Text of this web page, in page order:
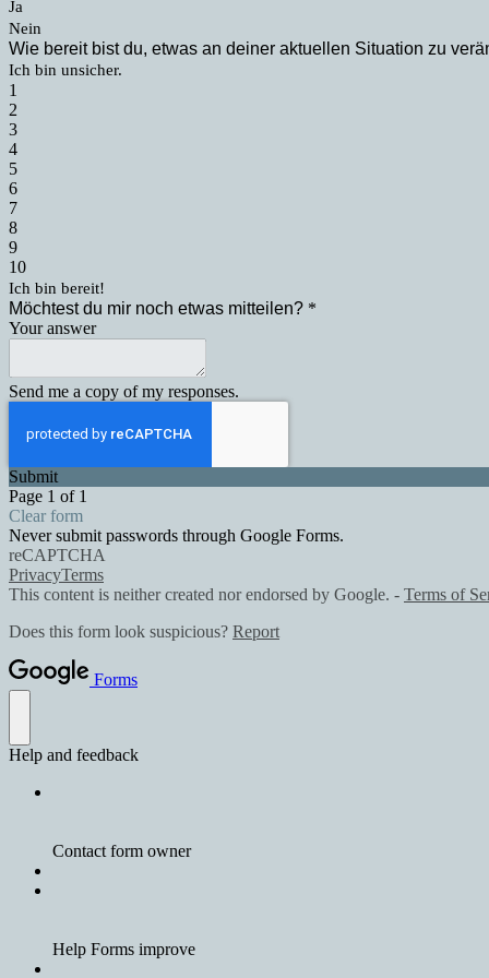
Ja
Nein
Wie bereit bist du, etwas an deiner aktuellen Situation zu
Ich bin unsicher.
1
2
3
4
5
6
7
8
9
10
Ich bin bereit!
Möchtest du mir noch etwas mitteilen? *
Your answer
Send me a copy of my responses.
Submit
Page 1 of 1
Clear form
Never submit passwords through Google Forms.
reCAPTCHA
PrivacyTerms
This content is neither created nor endorsed by Google. - Terms of
Does this form look suspicious? Report
Forms
Help and feedback
Contact form owner
Help Forms improve